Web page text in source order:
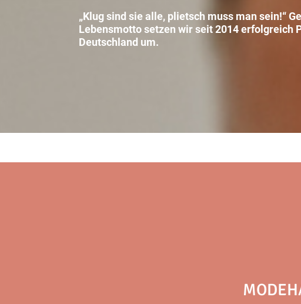
„Klug sind sie alle, plietsch muss man sein!“
Lebensmotto setzen wir seit 2014 erfolgreich
Deutschland um.